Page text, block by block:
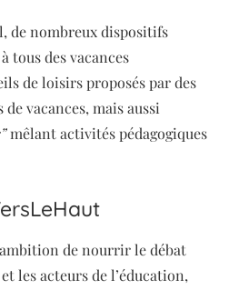
de nombreux dispositifs
tous des vacances
de loisirs proposés par des
vacances, mais aussi
mêlant activités pédagogiques
de nourrir le débat
les acteurs de l’éducation,